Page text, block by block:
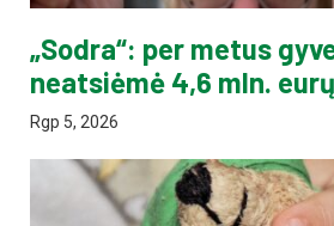
„Sodra“: per metus
neatsiėmė 4,6 mln.
Rgp 5, 2026